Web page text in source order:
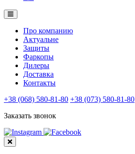
Про компанию
Актуальне
Защиты
Фаркопы
Дилеры
Доставка
Контакты
+38 (068) 580-81-80 +38 (073) 580-81-80
Заказать звонок